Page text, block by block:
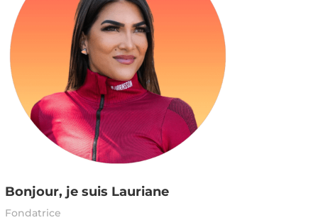
Bonjour, je suis Lauriane
Fondatrice